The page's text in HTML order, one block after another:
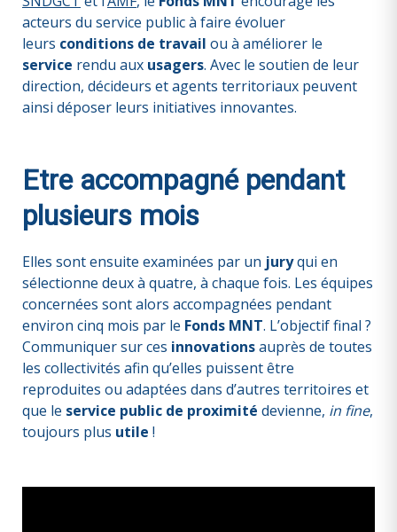
acteurs du service public à faire évoluer
leurs conditions de travail ou à améliorer le
service rendu aux usagers. Avec le soutien de leur
direction, décideurs et agents territoriaux peuvent
ainsi déposer leurs initiatives innovantes.
Etre accompagné pendant
plusieurs mois
Elles sont ensuite examinées par un juryqui en
sélectionne deux à quatre, à chaque fois. Les équipes
concernées sont alors accompagnées pendant
environ cinq mois par le Fonds MNT. L’objectif final ?
Communiquer sur ces innovationsauprès de toutes
les collectivités afin qu’elles puissent être
reproduites ou adaptées dans d’autres territoires et
que le service public de proximité devienne, in fine,
toujours plus utile !